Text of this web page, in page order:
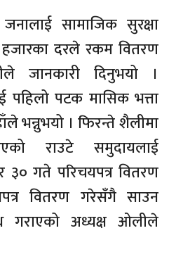
सामाजिक सुरक्षा
दरले रकम वितरण
जानकारी दिनुभयो ।
पहिलो पटक मासिक भत्ता
भन्नुभयो । फिरन्ते शैलीमा
राउटे समुदायलाई
गते परिचयपत्र वितरण
वितरण गरेसँगै साउन
गराएको अध्यक्ष ओलीले